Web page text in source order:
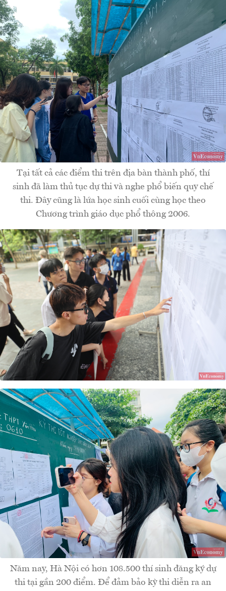
Tại tất cả các điểm thi trên địa bàn thành phố, thí
sinh đã làm thủ tục dự thi và nghe phổ biến quy chế
thi. Đây cũng là lứa học sinh cuối cùng học theo
Chương trình giáo dục phổ thông 2006.
Năm nay, Hà Nội có hơn 108.500 thí sinh đăng ký dự
thi tại gần 200 điểm. Để đảm bảo kỳ thi diễn ra an